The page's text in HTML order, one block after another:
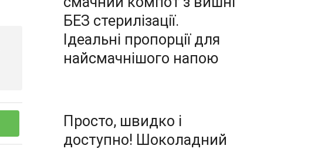
БЕЗ стерилізації.
Ідеальні пропорції для
найсмачнішого напою
Просто, швидко і
доступно! Шоколадний